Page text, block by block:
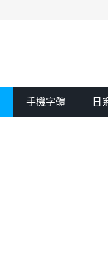
手機字體 日